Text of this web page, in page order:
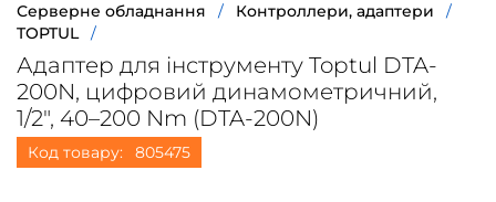
Серверне обладнання
/ Контроллери, адаптери
/
TOPTUL
/
Адаптер для інструменту Toptul DTA-
200N, цифровий динамометричний,
1/2", 40–200 Nm (DTA-200N)
Код товару: 805475